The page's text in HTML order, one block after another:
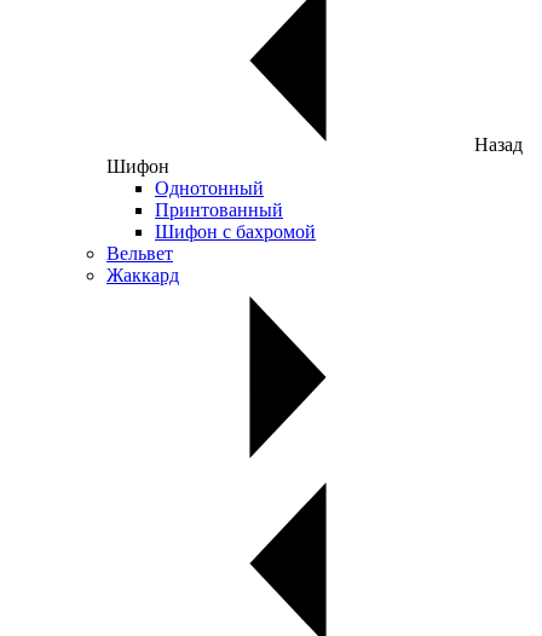
Назад
Шифон
Однотонный
Принтованный
Шифон с бахромой
Вельвет
Жаккард